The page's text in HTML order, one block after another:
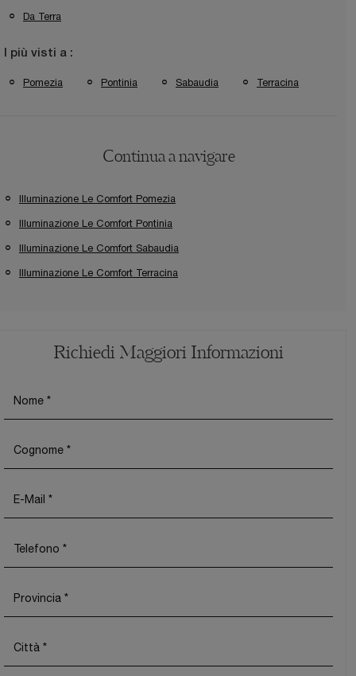
Da Terra
I più visti a :
Pomezia Pontinia Sabaudia Terracina
Continua a navigare
Illuminazione Le Comfort Pomezia
Illuminazione Le Comfort Pontinia
Illuminazione Le Comfort Sabaudia
Illuminazione Le Comfort Terracina
Richiedi Maggiori Informazioni